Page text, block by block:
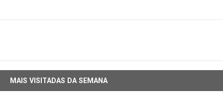
MAIS VISITADAS DA SEMANA